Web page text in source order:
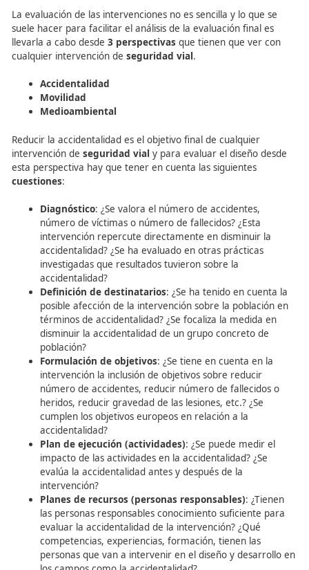
VALORACIÓN
Análisis de cada apartado del proyecto y relaciones:
respecto a lo programado, éxitos y fracasos, etc., y
«causas».
ORIENTACIONES
Formular recomendaciones para ajustar cada acción,
caso, o para intervenciones futuras (servicios, proyectos
similares, etc.).
EVALUACIÓN DE IMPACTO
La evaluación de las intervenciones no es sencilla y lo
suele hacer para facilitar el análisis de la evaluación
llevarla a cabo desde
cualquier intervención deseguridad vial.
Accidentalidad
Movilidad
Medioambiental
Reducir la accidentalidad es el objetivo final de cualquier
intervención deseguridad vialy para evaluar el diseño
esta perspectiva hay que tener en cuenta las siguientes
cuestiones:
Diagnóstico
: ¿Se valora el número de accidentes,
número de víctimas o número de fallecidos? ¿Esta
intervención repercute directamente en
accidentalidad? ¿Se ha evaluado en otras
investigadas que resultados tuvieron sobre la
accidentalidad?